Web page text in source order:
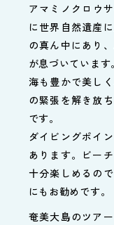
アマミノクロウ
に世界自然遺産
の真ん中にあり
が息づいています。
海も豊かで美し
の緊張を解き放
です。
ダイビングポイ
あります。ビー
十分楽しめるの
にもお勧めです。
奄美大島のツア